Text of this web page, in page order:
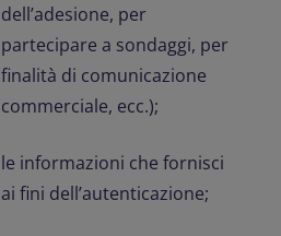
dell’adesione, per
partecipare a sondaggi, per
finalità di comunicazione
commerciale, ecc.);
le informazioni che fornisci
ai fini dell’autenticazione;